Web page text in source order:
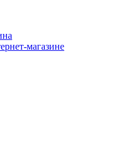
магазине